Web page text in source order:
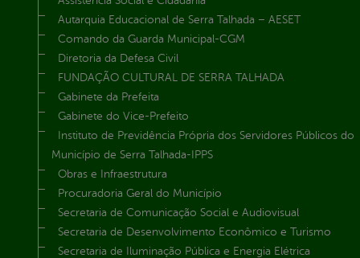
Autarquia Educacional de Serra Talhada – AESET
Comando da Guarda Municipal-CGM
Diretoria da Defesa Civil
FUNDAÇÃO CULTURAL DE SERRA TALHADA
Gabinete da Prefeita
Gabinete do Vice-Prefeito
Instituto de Previdência Própria dos Servidores Públicos do
Município de Serra Talhada-IPPS
Obras e Infraestrutura
Procuradoria Geral do Município
Secretaria de Comunicação Social e Audiovisual
Secretaria de Desenvolvimento Econômico e Turismo
Secretaria de Iluminação Pública e Energia Elétrica